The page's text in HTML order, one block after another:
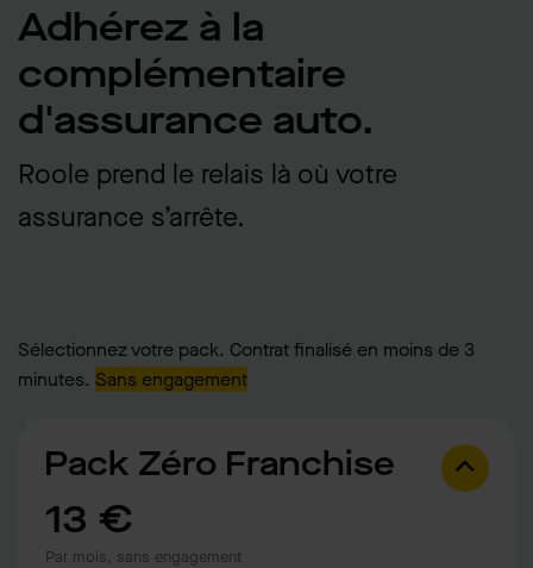
Adhérez à la
complémentaire
d'assurance auto.
Roole prend le relais là où votre
assurance s’arrête.
Sélectionnez votre pack. Contrat finalisé en moins de 3
minutes. Sans engagement
Pack Zéro Franchise
13 €
Par mois, sans engagement